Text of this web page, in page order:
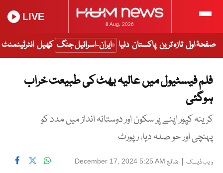
8 Aug, 2026
LIVE
صفحۂ اول تازہ ترین پاکستان دنیا ایران-اسرائیل جنگ کھیل انٹرٹینمنٹ
فلم فیسٹیول میں عالیہ بھٹ کی طبیعت خراب
ہوگئی
کرینہ کپور اپنے پر سکون اور دوستانہ انداز میں مدد کو
پہنچی اور حو صلہ دیا، رپورٹ
ویب ڈیسک | شائع December 17, 2024 5:25 AM